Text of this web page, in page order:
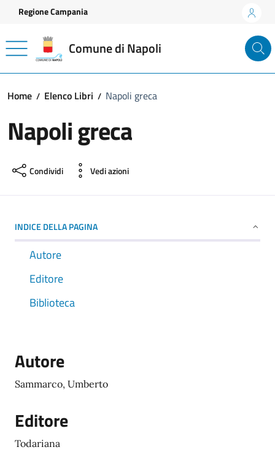
Vai ai contenuti
Vai al footer
Regione Campania
Comune di Napoli
Home Elenco Libri Napoli greca
Napoli greca
Condividi Vedi azioni
INDICE DELLA PAGINA
Autore
Editore
Biblioteca
Autore
Sammarco, Umberto
Editore
Todariana